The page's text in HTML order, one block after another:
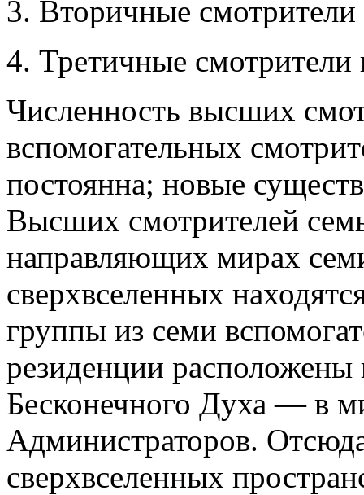
3. Вторичные смотрители
4. Третичные смотрители
Численность высших
вспомогательных
постоянна; новые
Высших смотрителей
направляющих мирах
сверхвселенных
группы из семи
резиденции
Бесконечного Духа — в
Администраторов.
сверхвселенных